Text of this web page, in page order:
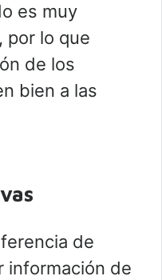
es muy
por lo que
de los
bien a las
de
información de